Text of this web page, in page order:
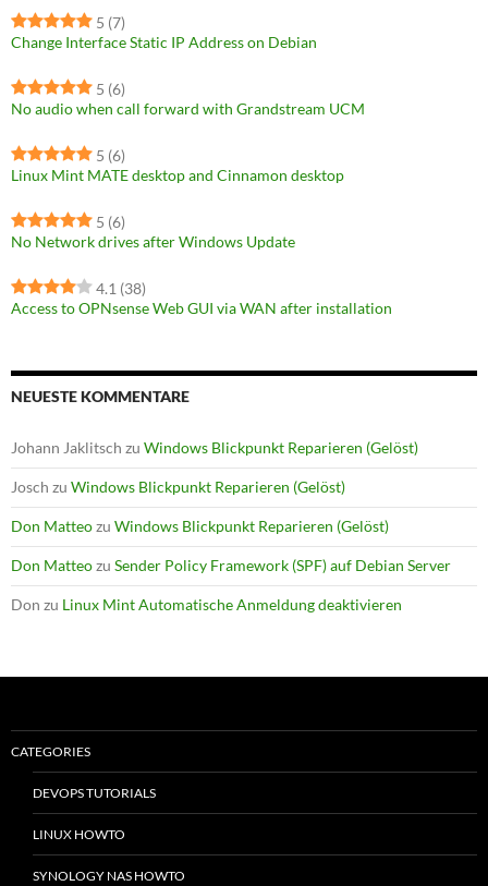
5 (7)
Change Interface Static IP Address on Debian
5 (6)
No audio when call forward with Grandstream UCM
5 (6)
Linux Mint MATE desktop and Cinnamon desktop
5 (6)
No Network drives after Windows Update
4.1 (38)
Access to OPNsense Web GUI via WAN after installation
NEUESTE KOMMENTARE
Johann Jaklitsch zu Windows Blickpunkt Reparieren (Gelöst)
Josch zu Windows Blickpunkt Reparieren (Gelöst)
Don Matteozu Windows Blickpunkt Reparieren (Gelöst)
Don Matteozu Sender Policy Framework (SPF) auf Debian Server
Don zu Linux Mint Automatische Anmeldung deaktivieren
CATEGORIES
DEVOPS TUTORIALS
LINUX HOWTO
SYNOLOGY NAS HOWTO